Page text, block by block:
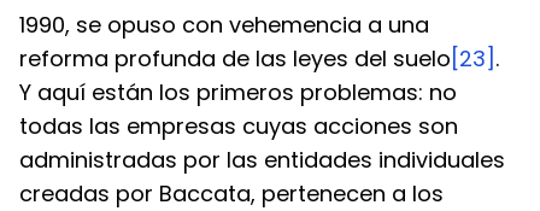
1990, se opuso con vehemencia a una
reforma profunda de las leyes del suelo [23] .
Y aquí están los primeros problemas: no
todas las empresas cuyas acciones son
administradas por las entidades individuales
creadas por Baccata, pertenecen a los